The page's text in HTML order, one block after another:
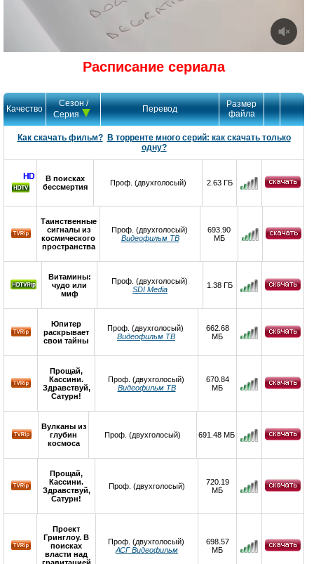
Расписание сериала
Качество
Сезон /
Серия
Перевод
Размер
файла
Как скачать фильм?
В торренте много серий: как скачать только
одну?
HD
В поисках
бессмертия
Проф. (двухголосый) 2.63 ГБ
Таинственные
сигналы из
космического
пространства
Проф. (двухголосый)
Видеофильм ТВ
693.90
МБ
Витамины:
чудо или
миф
Проф. (двухголосый)
SDI Media
1.38 ГБ
Юпитер
раскрывает
свои тайны
Проф. (двухголосый)
Видеофильм ТВ
662.68
МБ
Прощай,
Кассини.
Здравствуй,
Сатурн!
Проф. (двухголосый)
Видеофильм ТВ
670.84
МБ
Вулканы из
глубин
космоса
Проф. (двухголосый) 691.48 МБ
Прощай,
Кассини.
Здравствуй,
Сатурн!
Проф. (двухголосый)
720.19
МБ
Проект
Гринглоу. В
поисках
власти над
Проф. (двухголосый)
АСГ Видеофильм
698.57
МБ